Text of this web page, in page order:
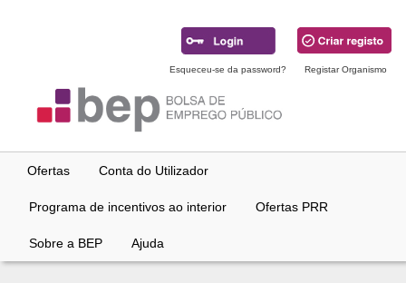
Esqueceu-se da password? Registar Organismo
Ofertas Conta do Utilizador
Programa de incentivos ao interior Ofertas PRR
Sobre a BEP Ajuda